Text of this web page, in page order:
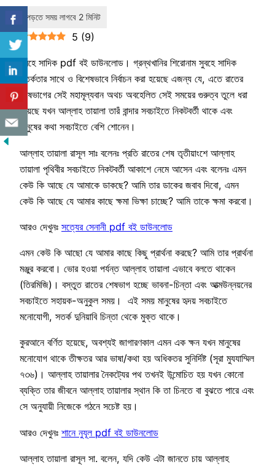
5 (9)
সুবহে সাদিক pdf বই ডাউনলোড। গ্রন্থখানির শিরোনাম সুবহে সাদিক
সতর্কতার সাথে ও বিশেষভাবে নির্বাচন করা হয়েছে এজন্য যে, এতে রাতের
শেষভাগের সেই মহামূল্যবান অথচ অবহেলিত সেই সময়ের গুরুত্ব তুলে ধরা
হয়েছে যখন আল্লাহ তায়ালা তারঁ বান্দার সবচাইতে নিকটবর্তী থাকে এবং
মানুষের কথা সবচাইতে বেশি শোনেন।
আল্লাহ তায়ালা রাসূল সাঃ বলেনঃ প্রতি রাতের শেষ তৃতীয়াংশে আল্লাহ
তায়ালা পৃথিবীর সবচাইতে নিকটবর্তী আকাশে নেমে আসেন এবং বলেনঃ এমন
কেউ কি আছে যে আমাকে ডাকছে? আমি তার ডাকের জবাব দিবো, এমন
কেউ কি আছে যে আমার কাছে ক্ষমা ভিক্ষা চাচ্ছে? আমি তাকে ক্ষমা করবো।
আরও দেখুনঃ সত্যের সেনানী pdf বই ডাউনলোড
এমন কেউ কি আছো যে আমার কাছে কিছু প্রার্থনা করছে? আমি তার প্রার্থনা
মঞ্জুর করবো। ভোর হওয়া পর্যন্ত আল্লাহ তায়ালা এভাবে বলতে থাকেন
(তিরমিজি)। বস্তুত রাতের শেষভাগ হচ্ছে ভাবনা-চিন্তা এবং আত্মউন্নয়নের
সবচাইতে সহায়ক-অনুকুল সময়। এই সময় মানুষের হৃদয় সবচাইতে
মনোযোগী, সতর্ক দুনিয়াবি চিন্তা থেকে মুক্ত থাকে।
কুরআনে বর্ণিত হয়েছে, অবশ্যই জাগারণকাল এমন এক ক্ষন যখন মানুষের
মনোযোগ থাকে তীক্ষতর আর ভাষা/কথা হয় অধিকতর সুনির্দিষ্ট (সূরা মুযযাম্মিল
৭৩৬)। আল্লাহ তায়ালার নৈকট্যের পথ তখনই উন্মোচিত হয় যখন কোনো
ব্যক্তি তার জীবনে আল্লাহ তায়ালার স্থান কি তা চিনতে বা বুঝতে পারে এবং
সে অনুযায়ী নিজেকে গঠনে সচেষ্ট হয়।
আরও দেখুনঃ শানে নুযূল pdf বই ডাউনলোড
আল্লাহ তায়ালা রাসূল সা. বলেন, যদি কেউ এটা জানতে চায় আল্লাহ